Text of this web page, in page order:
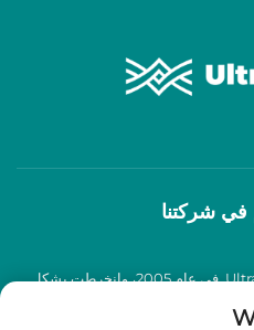
في شركتنا
تأسست شركة Ultra Plus Tape Co., Ltd. في عام 2005، وانخرطت بشكل
عميق في صناعة شرائط اللصق BOPP لأكثر من عقدين من الزمان، وتخصصت